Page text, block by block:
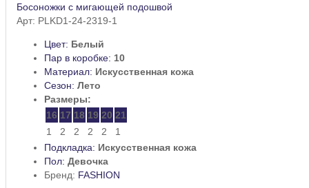
Босоножки с мигающей подошвой
Арт: PLKD1-24-2319-1
Цвет: Белый
Пар в коробке: 10
Материал: Искусственная кожа
Сезон: Лето
Размеры:
16 17 18 19 20 21
1
2 2 2 2
1
Подкладка: Искусственная кожа
Пол: Девочка
Бренд: FASHION